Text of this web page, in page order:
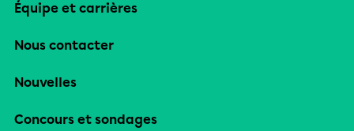
Équipe et carrières
Nous contacter
Nouvelles
Concours et sondages